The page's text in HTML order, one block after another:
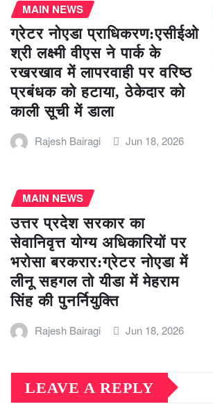
MAIN NEWS
ग्रेटर नोएडा प्राधिकरण:एसीईओ
श्री लक्ष्मी वीएस ने पार्क के
रखरखाव में लापरवाही पर वरिष्ठ
प्रबंधक को हटाया, ठेकेदार को
काली सूची में डाला
Rajesh Bairagi Jun 18, 2026
MAIN NEWS
उत्तर प्रदेश सरकार का
सेवानिवृत्त योग्य अधिकारियों पर
भरोसा बरकरार:ग्रेटर नोएडा में
लीनू सहगल तो यीडा में मेहराम
सिंह की पुनर्नियुक्ति
Rajesh Bairagi Jun 18, 2026
LEAVE A REPLY